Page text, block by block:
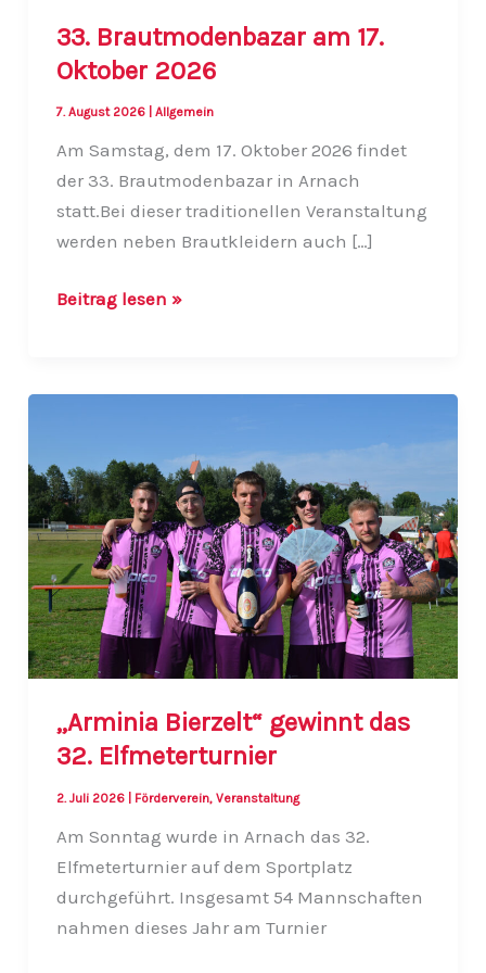
33. Brautmodenbazar am 17.
Oktober 2026
7. August 2026 Allgemein
Am Samstag, dem 17. Oktober 2026 findet
der 33. Brautmodenbazar in Arnach
statt.Bei dieser traditionellen Veranstaltung
werden neben Brautkleidern auch […]
33.
17.
Beitrag lesen »
„Arminia Bierzelt“ gewinnt das
32. Elfmeterturnier
2. Juli 2026 Förderverein, Veranstaltung
Am Sonntag wurde in Arnach das 32.
Elfmeterturnier auf dem Sportplatz
durchgeführt. Insgesamt 54 Mannschaften
nahmen dieses Jahr am Turnier